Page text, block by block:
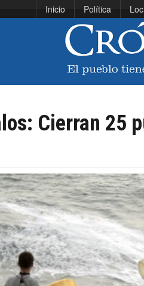
Inicio Política
Cierran 25